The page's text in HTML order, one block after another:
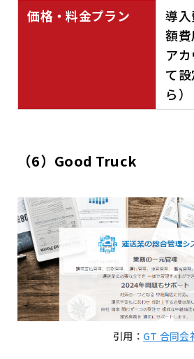
価格・料金プラン
導
額
ア
て
ら）
（6）Good Truck
引用： GT 合同会